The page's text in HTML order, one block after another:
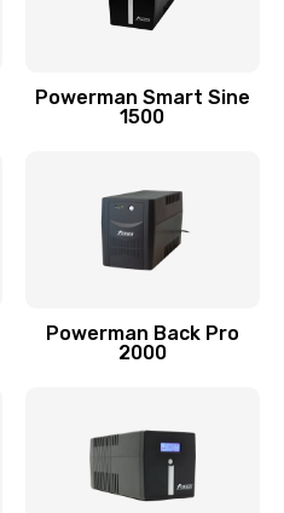
Powerman Smart Sine
1500
Powerman Back Pro
2000